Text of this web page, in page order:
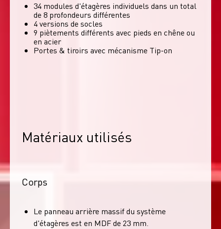
34 modules d'étagères individuels dans un total
de 8 profondeurs différentes
4 versions de socles
9 piètements différents avec pieds en chêne ou
en acier
Portes & tiroirs avec mécanisme Tip-on
Matériaux utilisés
Corps
Le panneau arrière massif du système
d'étagères est en MDF de 23 mm.